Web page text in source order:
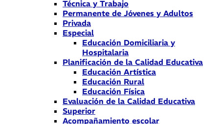
Técnica y Trabajo
Permanente de Jóvenes y Adultos
Privada
Especial
Educación Domiciliaria y
Hospitalaria
Planificación de la Calidad Educativa
Educación Artística
Educación Rural
Educación Física
Evaluación de la Calidad Educativa
Superior
Acompañamiento escolar